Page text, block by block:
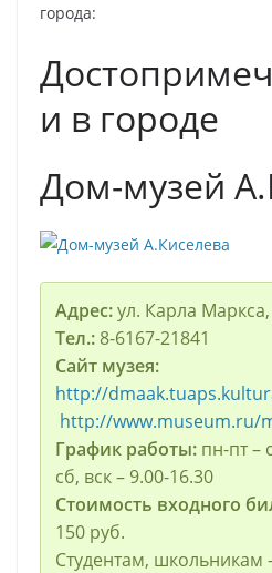
города:
и в городе
Дом-музей
Адрес:ул. Карла
Тел.:8-6167-21841
Сайт музея:
http://
http://www.museum.ru/
График работы:пн-пт –
сб, вск – 9.00-16.30
Стоимость входного
150 руб.
Студентам, школьникам